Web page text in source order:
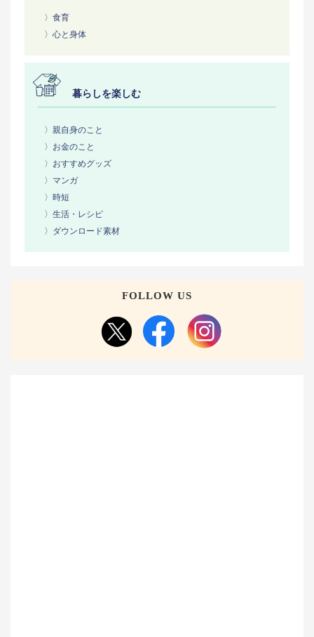
〉食育
〉心と身体
暮らしを楽しむ
〉親自身のこと
〉お金のこと
〉おすすめグッズ
〉マンガ
〉時短
〉生活・レシピ
〉ダウンロード素材
FOLLOW US